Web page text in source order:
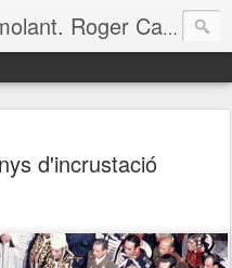
Petites gotes fredes tremolant. Roger Casero Gumbau. Girona
d'incrustació